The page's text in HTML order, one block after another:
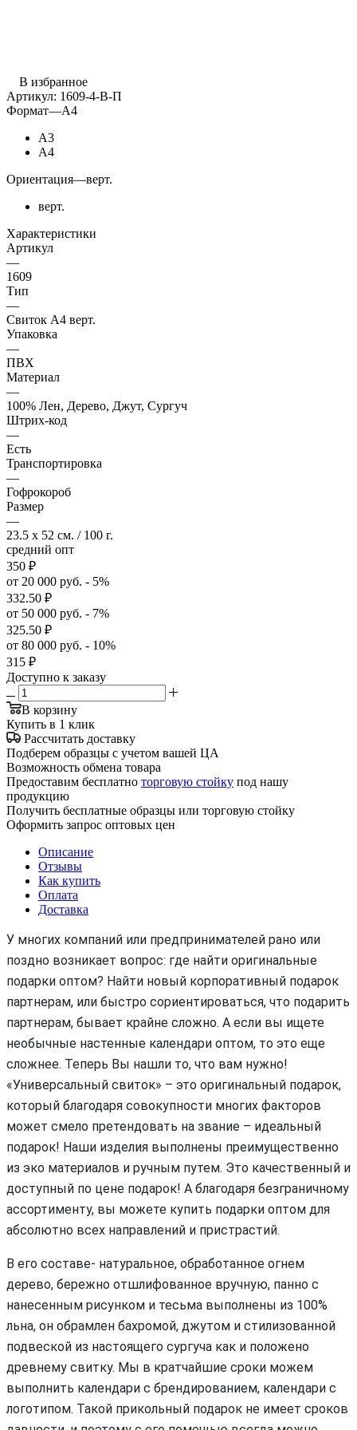
В избранное
Артикул: 1609-4-В-П
Формат—А4
А3
А4
Ориентация—верт.
верт.
Характеристики
Артикул
—
1609
Тип
—
Свиток А4 верт.
Упаковка
—
ПВХ
Материал
—
100% Лен, Дерево, Джут, Сургуч
Штрих-код
—
Есть
Транспортировка
—
Гофрокороб
Размер
—
23.5 x 52 см. / 100 г.
средний опт
350 ₽
от 20 000 руб. - 5%
332.50 ₽
от 50 000 руб. - 7%
325.50 ₽
от 80 000 руб. - 10%
315 ₽
Доступно к заказу
В корзину
Купить в 1 клик
Рассчитать доставку
Подберем образцы с учетом вашей ЦА
Возможность обмена товара
Предоставим бесплатно торговую стойку под нашу
продукцию
Получить бесплатные образцы или торговую стойку
Оформить запрос оптовых цен
Описание
Отзывы
Как купить
Оплата
Доставка
У многих компаний или предпринимателей рано или
поздно возникает вопрос: где найти оригинальные
подарки оптом? Найти новый корпоративный подарок
партнерам, или быстро сориентироваться, что подарить
партнерам, бывает крайне сложно. А если вы ищете
необычные настенные календари оптом, то это еще
сложнее. Теперь Вы нашли то, что вам нужно!
«Универсальный свиток» – это оригинальный подарок,
который благодаря совокупности многих факторов
может смело претендовать на звание – идеальный
подарок! Наши изделия выполнены преимущественно
из эко материалов и ручным путем. Это качественный и
доступный по цене подарок! А благодаря безграничному
ассортименту, вы можете купить подарки оптом для
абсолютно всех направлений и пристрастий.
В его составе- натуральное, обработанное огнем
дерево, бережно отшлифованное вручную, панно с
нанесенным рисунком и тесьма выполнены из 100%
льна, он обрамлен бахромой, джутом и стилизованной
подвеской из настоящего сургуча как и положено
древнему свитку. Мы в кратчайшие сроки можем
выполнить календари с брендированием, календари с
логотипом. Такой прикольный подарок не имеет сроков